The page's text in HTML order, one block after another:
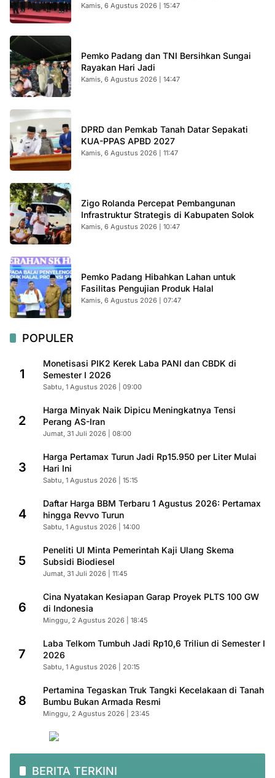
Kamis, 6 Agustus 2026 | 15:47
Pemko Padang dan TNI Bersihkan Sungai
Rayakan Hari Jadi
Kamis, 6 Agustus 2026 | 14:47
DPRD dan Pemkab Tanah Datar Sepakati
KUA-PPAS APBD 2027
Kamis, 6 Agustus 2026 | 11:47
Zigo Rolanda Percepat Pembangunan
Infrastruktur Strategis di Kabupaten Solok
Kamis, 6 Agustus 2026 | 10:47
Pemko Padang Hibahkan Lahan untuk
Fasilitas Pengujian Produk Halal
Kamis, 6 Agustus 2026 | 07:47
POPULER
1
Monetisasi PIK2 Kerek Laba PANI dan CBDK di
Semester I 2026
Sabtu, 1 Agustus 2026 | 09:00
2
Harga Minyak Naik Dipicu Meningkatnya Tensi
Perang AS-Iran
Jumat, 31 Juli 2026 | 08:00
3
Harga Pertamax Turun Jadi Rp15.950 per Liter Mulai
Hari Ini
Sabtu, 1 Agustus 2026 | 15:15
4
Daftar Harga BBM Terbaru 1 Agustus 2026: Pertamax
hingga Revvo Turun
Sabtu, 1 Agustus 2026 | 14:00
5
Peneliti UI Minta Pemerintah Kaji Ulang Skema
Subsidi Biodiesel
Jumat, 31 Juli 2026 | 11:45
6
Cina Nyatakan Kesiapan Garap Proyek PLTS 100 GW
di Indonesia
Minggu, 2 Agustus 2026 | 18:45
7
Laba Telkom Tumbuh Jadi Rp10,6 Triliun di Semester I
2026
Sabtu, 1 Agustus 2026 | 20:15
8
Pertamina Tegaskan Truk Tangki Kecelakaan di Tanah
Bumbu Bukan Armada Resmi
Minggu, 2 Agustus 2026 | 23:45
BERITA TERKINI